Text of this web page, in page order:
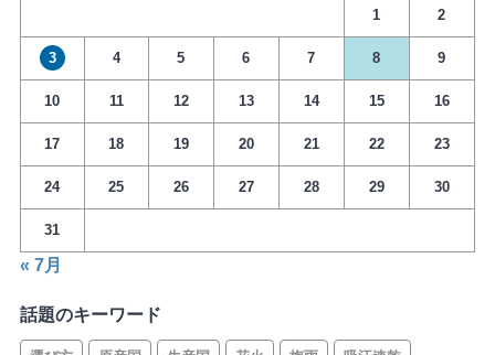
1 2
3 4 5 6 7 8 9
10 11 12 13 14 15 16
17 18 19 20 21 22 23
24 25 26 27 28 29 30
31
« 7月
話題のキーワード